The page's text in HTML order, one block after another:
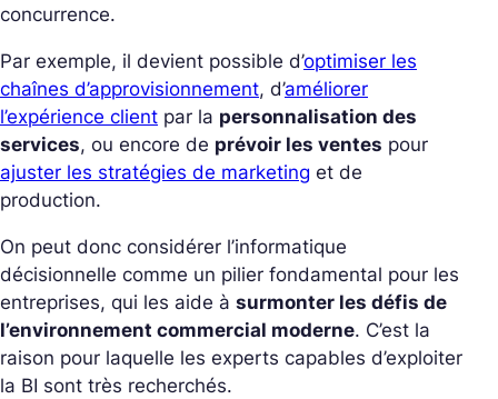
concurrence.
Par exemple, il devient possible d’optimiser les
chaînes d’approvisionnement, d’améliorer
l’expérience client par la personnalisation des
services, ou encore de prévoir les ventes pour
ajuster les stratégies de marketing et de
production.
On peut donc considérer l’informatique
décisionnelle comme un pilier fondamental pour les
entreprises, qui les aide à surmonter les défis de
l’environnement commercial moderne. C’est la
raison pour laquelle les experts capables d’exploiter
la BI sont très recherchés.